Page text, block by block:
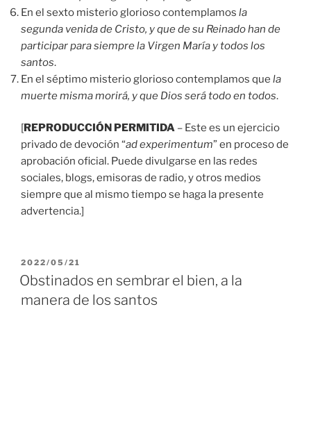
En el sexto misterio glorioso contemplamos la
segunda venida de Cristo, y que de su Reinado han de
participar para siempre la Virgen María y todos los
santos.
En el séptimo misterio glorioso contemplamos que la
muerte misma morirá, y que Dios será todo en todos.
[REPRODUCCIÓN PERMITIDA – Este es un ejercicio
privado de devoción “ad experimentum” en proceso de
aprobación oficial. Puede divulgarse en las redes
sociales, blogs, emisoras de radio, y otros medios
siempre que al mismo tiempo se haga la presente
advertencia.]
PUBLICADO
EL
2022/05/21
Obstinados en sembrar el bien, a la
manera de los santos